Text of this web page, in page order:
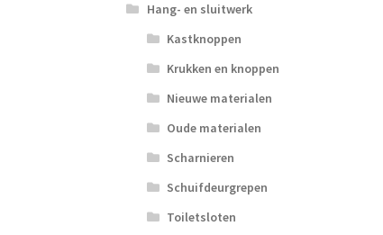
Hang- en sluitwerk
Kastknoppen
Krukken en knoppen
Nieuwe materialen
Oude materialen
Scharnieren
Schuifdeurgrepen
Toiletsloten